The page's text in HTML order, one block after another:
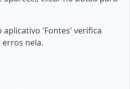
'Fontes' verifica
nela.